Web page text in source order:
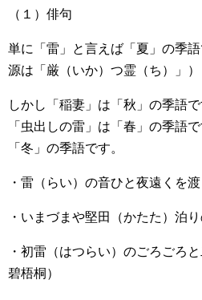
（１）俳句
単に「雷」と言えば「夏」の季
源は「厳（いか）つ霊（ち）」）
しかし「稲妻」は「秋」の季語
「虫出しの雷」は「春」の季語
「冬」の季語です。
・雷（らい）の音ひと夜遠くを
・いまづまや堅田（かたた）泊
・初雷（はつらい）のごろごろ
碧梧桐）